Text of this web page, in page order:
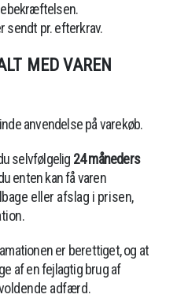
sendt pr. efterkrav.
MED VAREN
anvendelse på varekøb.
selvfølgelig 24 måneders
enten kan få varen
eller afslag i prisen,
er berettiget, og at
af en fejlagtig brug af
adfærd.